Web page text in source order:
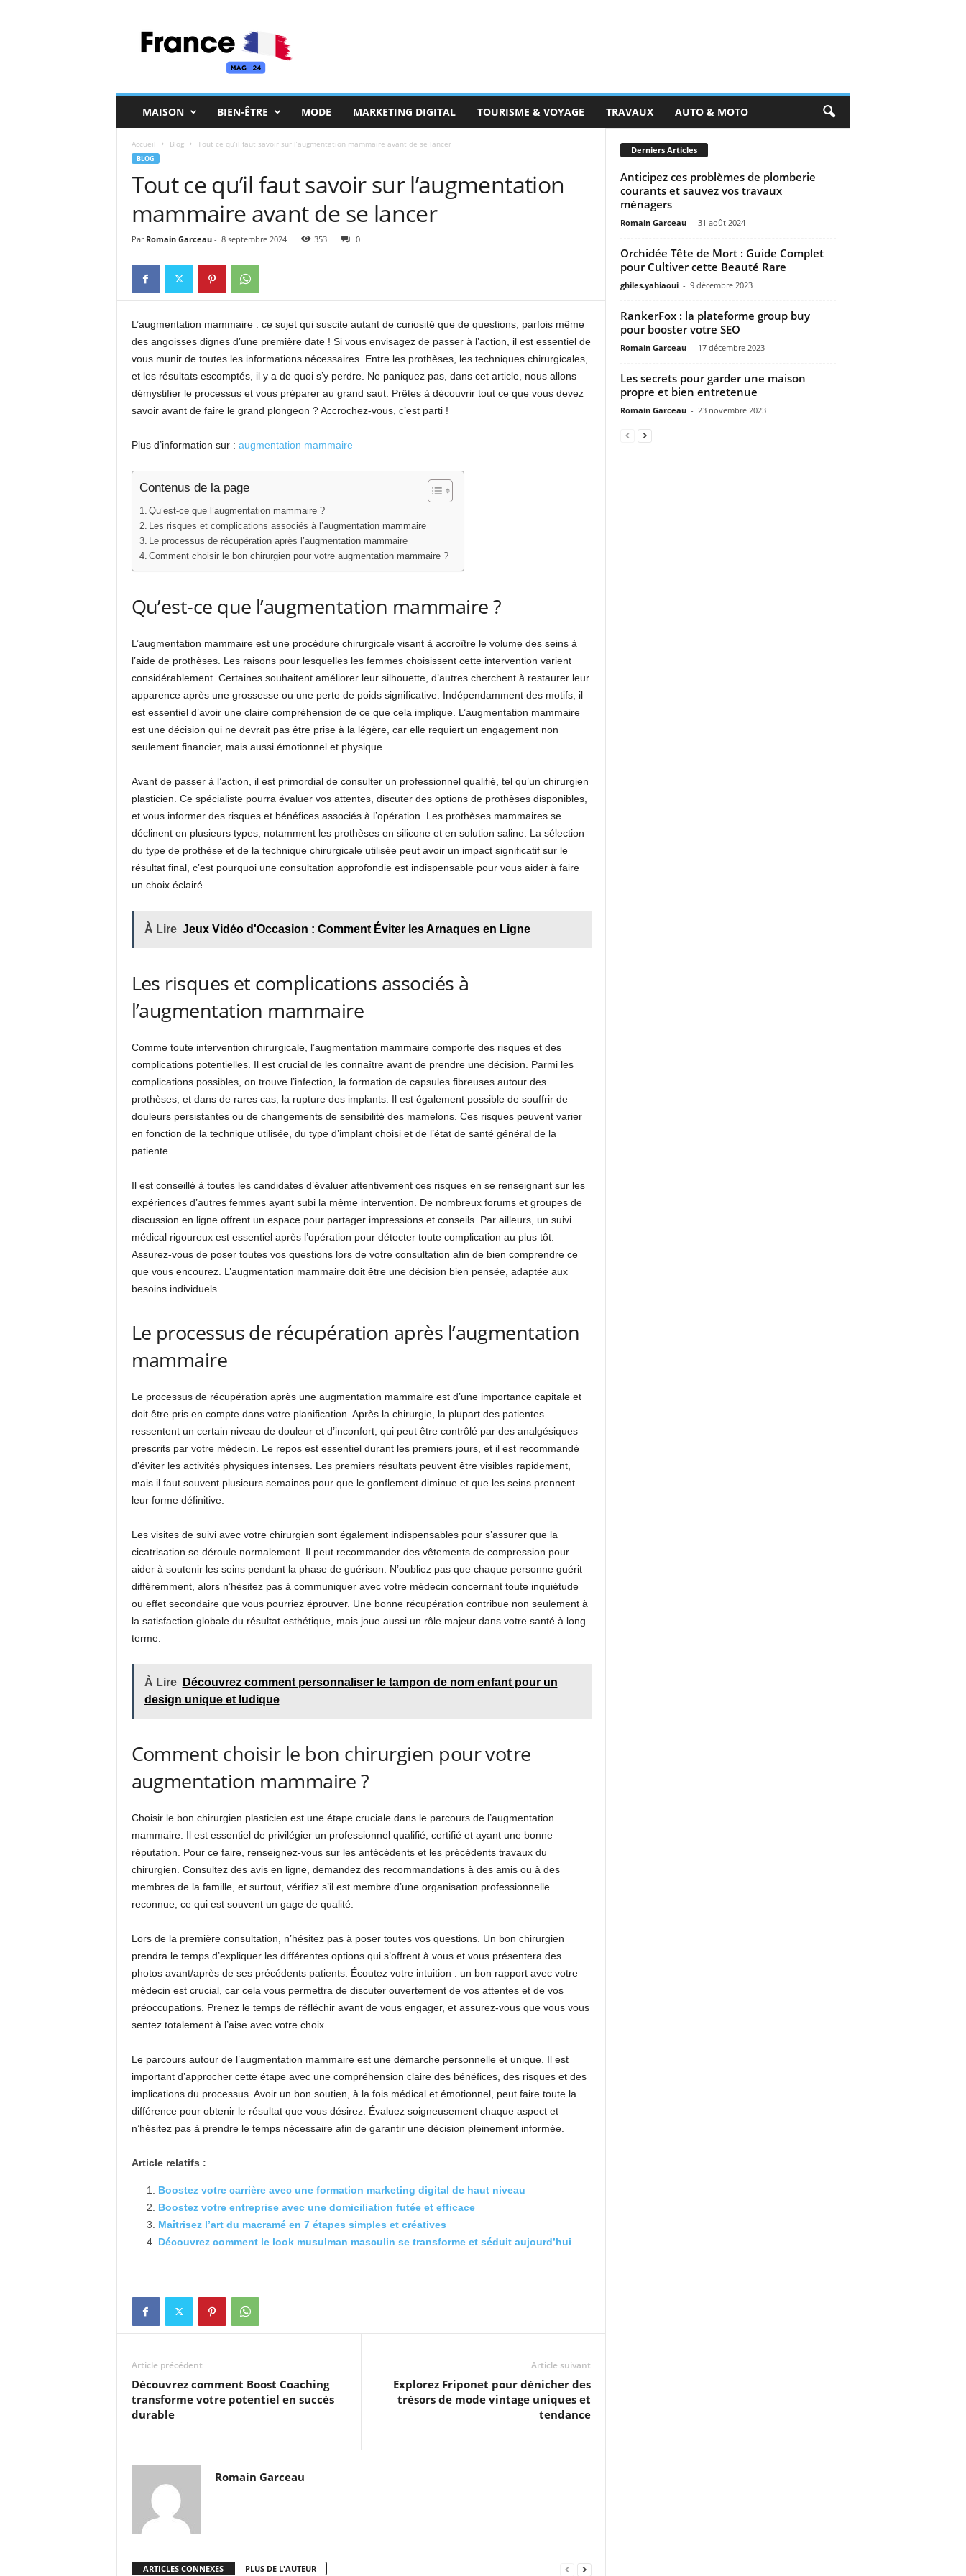
MAISON BIEN-ÊTRE MODE MARKETING DIGITAL TOURISME & VOYAGE TRAVAUX AUTO & MOTO
Accueil Blog Tout ce qu’il faut savoir sur l’augmentation mammaire avant de se lancer
BLOG
Tout ce qu’il faut savoir sur l’augmentation
mammaire avant de se lancer
Par Romain Garceau- 8 septembre 2024 353 0
L’augmentation mammaire : ce sujet qui suscite autant de curiosité que de questions, parfois même
des angoisses dignes d’une première date ! Si vous envisagez de passer à l’action, il est essentiel de
vous munir de toutes les informations nécessaires. Entre les prothèses, les techniques chirurgicales,
et les résultats escomptés, il y a de quoi s’y perdre. Ne paniquez pas, dans cet article, nous allons
démystifier le processus et vous préparer au grand saut. Prêtes à découvrir tout ce que vous devez
savoir avant de faire le grand plongeon ? Accrochez-vous, c’est parti !
Plus d’information sur : augmentation mammaire
Contenus de la page
Qu’est-ce que l’augmentation mammaire ?
Les risques et complications associés à l’augmentation mammaire
Le processus de récupération après l’augmentation mammaire
Comment choisir le bon chirurgien pour votre augmentation mammaire ?
Qu’est-ce que l’augmentation mammaire ?
L’augmentation mammaire est une procédure chirurgicale visant à accroître le volume des seins à
l’aide de prothèses. Les raisons pour lesquelles les femmes choisissent cette intervention varient
considérablement. Certaines souhaitent améliorer leur silhouette, d’autres cherchent à restaurer leur
apparence après une grossesse ou une perte de poids significative. Indépendamment des motifs, il
est essentiel d’avoir une claire compréhension de ce que cela implique. L’augmentation mammaire
est une décision qui ne devrait pas être prise à la légère, car elle requiert un engagement non
seulement financier, mais aussi émotionnel et physique.
Avant de passer à l’action, il est primordial de consulter un professionnel qualifié, tel qu’un chirurgien
plasticien. Ce spécialiste pourra évaluer vos attentes, discuter des options de prothèses disponibles,
et vous informer des risques et bénéfices associés à l’opération. Les prothèses mammaires se
déclinent en plusieurs types, notamment les prothèses en silicone et en solution saline. La sélection
du type de prothèse et de la technique chirurgicale utilisée peut avoir un impact significatif sur le
résultat final, c’est pourquoi une consultation approfondie est indispensable pour vous aider à faire
un choix éclairé.
À Lire Jeux Vidéo d'Occasion : Comment Éviter les Arnaques en Ligne
Les risques et complications associés à
l’augmentation mammaire
Comme toute intervention chirurgicale, l’augmentation mammaire comporte des risques et des
complications potentielles. Il est crucial de les connaître avant de prendre une décision. Parmi les
complications possibles, on trouve l’infection, la formation de capsules fibreuses autour des
prothèses, et dans de rares cas, la rupture des implants. Il est également possible de souffrir de
douleurs persistantes ou de changements de sensibilité des mamelons. Ces risques peuvent varier
en fonction de la technique utilisée, du type d’implant choisi et de l’état de santé général de la
patiente.
Il est conseillé à toutes les candidates d’évaluer attentivement ces risques en se renseignant sur les
expériences d’autres femmes ayant subi la même intervention. De nombreux forums et groupes de
discussion en ligne offrent un espace pour partager impressions et conseils. Par ailleurs, un suivi
médical rigoureux est essentiel après l’opération pour détecter toute complication au plus tôt.
Assurez-vous de poser toutes vos questions lors de votre consultation afin de bien comprendre ce
que vous encourez. L’augmentation mammaire doit être une décision bien pensée, adaptée aux
besoins individuels.
Le processus de récupération après l’augmentation
mammaire
Le processus de récupération après une augmentation mammaire est d’une importance capitale et
doit être pris en compte dans votre planification. Après la chirurgie, la plupart des patientes
ressentent un certain niveau de douleur et d’inconfort, qui peut être contrôlé par des analgésiques
prescrits par votre médecin. Le repos est essentiel durant les premiers jours, et il est recommandé
d’éviter les activités physiques intenses. Les premiers résultats peuvent être visibles rapidement,
mais il faut souvent plusieurs semaines pour que le gonflement diminue et que les seins prennent
leur forme définitive.
Les visites de suivi avec votre chirurgien sont également indispensables pour s’assurer que la
cicatrisation se déroule normalement. Il peut recommander des vêtements de compression pour
aider à soutenir les seins pendant la phase de guérison. N’oubliez pas que chaque personne guérit
différemment, alors n’hésitez pas à communiquer avec votre médecin concernant toute inquiétude
ou effet secondaire que vous pourriez éprouver. Une bonne récupération contribue non seulement à
la satisfaction globale du résultat esthétique, mais joue aussi un rôle majeur dans votre santé à long
terme.
À Lire
Découvrez comment personnaliser le tampon de nom enfant pour un
design unique et ludique
Comment choisir le bon chirurgien pour votre
augmentation mammaire ?
Choisir le bon chirurgien plasticien est une étape cruciale dans le parcours de l’augmentation
mammaire. Il est essentiel de privilégier un professionnel qualifié, certifié et ayant une bonne
réputation. Pour ce faire, renseignez-vous sur les antécédents et les précédents travaux du
chirurgien. Consultez des avis en ligne, demandez des recommandations à des amis ou à des
membres de la famille, et surtout, vérifiez s’il est membre d’une organisation professionnelle
reconnue, ce qui est souvent un gage de qualité.
Lors de la première consultation, n’hésitez pas à poser toutes vos questions. Un bon chirurgien
prendra le temps d’expliquer les différentes options qui s’offrent à vous et vous présentera des
photos avant/après de ses précédents patients. Écoutez votre intuition : un bon rapport avec votre
médecin est crucial, car cela vous permettra de discuter ouvertement de vos attentes et de vos
préoccupations. Prenez le temps de réfléchir avant de vous engager, et assurez-vous que vous vous
sentez totalement à l’aise avec votre choix.
Le parcours autour de l’augmentation mammaire est une démarche personnelle et unique. Il est
important d’approcher cette étape avec une compréhension claire des bénéfices, des risques et des
implications du processus. Avoir un bon soutien, à la fois médical et émotionnel, peut faire toute la
différence pour obtenir le résultat que vous désirez. Évaluez soigneusement chaque aspect et
n’hésitez pas à prendre le temps nécessaire afin de garantir une décision pleinement informée.
Article relatifs :
Boostez votre carrière avec une formation marketing digital de haut niveau
Boostez votre entreprise avec une domiciliation futée et efficace
Maîtrisez l’art du macramé en 7 étapes simples et créatives
Découvrez comment le look musulman masculin se transforme et séduit aujourd’hui
Article précédent
Découvrez comment Boost Coaching
transforme votre potentiel en succès
durable
Article suivant
Explorez Friponet pour dénicher des
trésors de mode vintage uniques et
tendance
Romain Garceau
ARTICLES CONNEXES PLUS DE L'AUTEUR
Derniers Articles
Anticipez ces problèmes de plomberie
courants et sauvez vos travaux
ménagers
Romain Garceau - 31 août 2024
Orchidée Tête de Mort : Guide Complet
pour Cultiver cette Beauté Rare
ghiles.yahiaoui - 9 décembre 2023
RankerFox : la plateforme group buy
pour booster votre SEO
Romain Garceau - 17 décembre 2023
Les secrets pour garder une maison
propre et bien entretenue
Romain Garceau - 23 novembre 2023